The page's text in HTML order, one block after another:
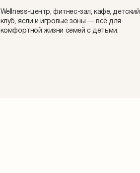
Wellness-центр, фитнес-зал, кафе, детский
клуб, ясли и игровые зоны — всё для
комфортной жизни семей с детьми.